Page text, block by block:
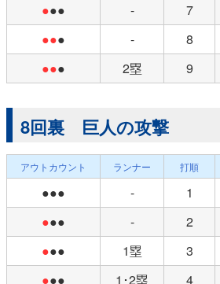
●●● - 7
●●● - 8
●●● 2塁 9
8回裏 巨人の攻撃
アウトカウント ランナー 打順
●●● - 1
●●● - 2
●●● 1塁 3
●●● 1･2塁 4